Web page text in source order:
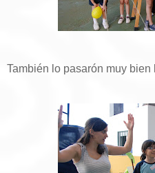
También lo pasarón muy bien